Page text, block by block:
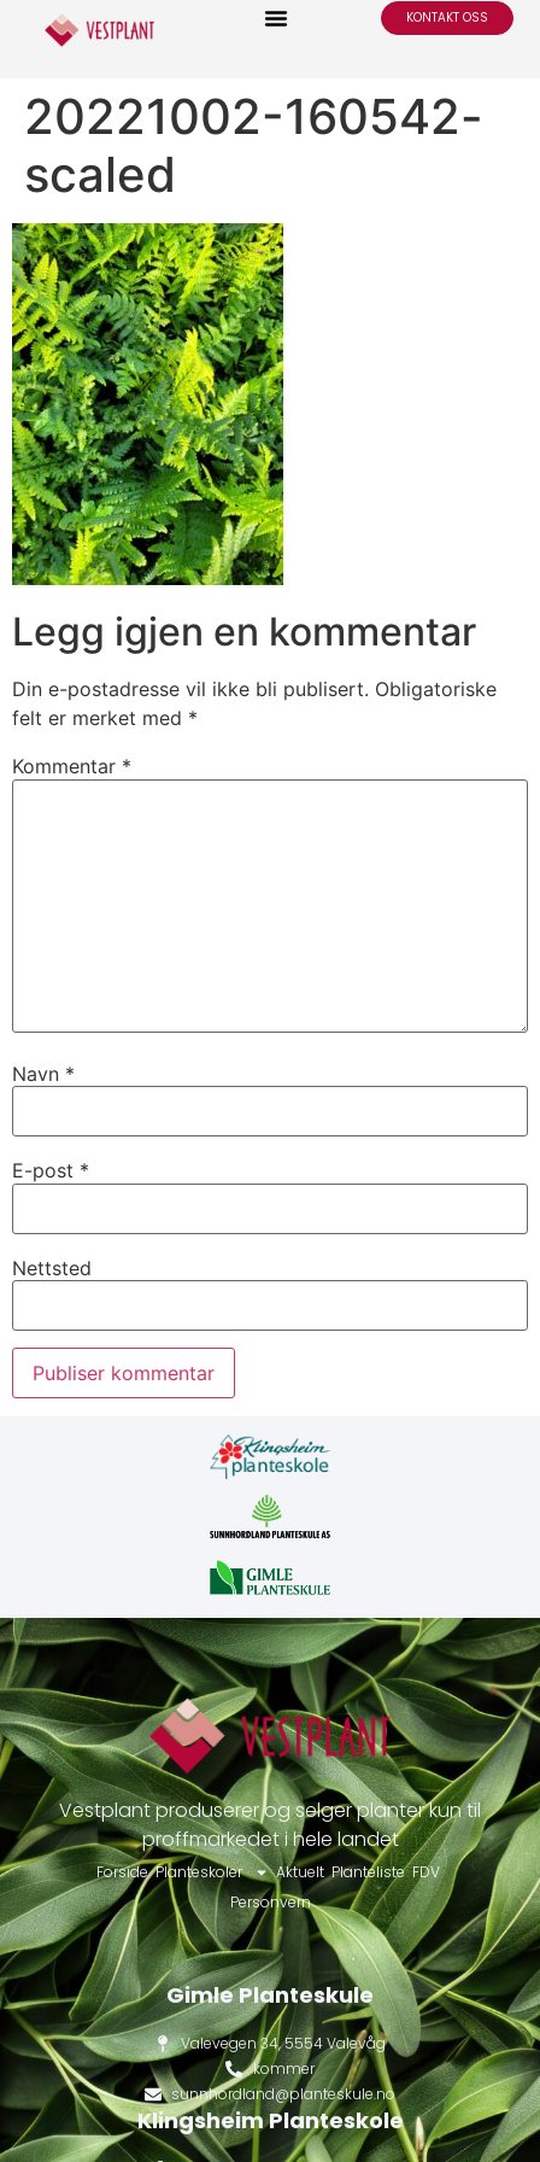
KONTAKT OSS
20221002-160542-
scaled
Legg igjen en kommentar
Din e-postadresse vil ikke bli publisert. Obligatoriske
felt er merket med *
Kommentar *
Navn *
E-post *
Nettsted
Vestplant produserer og selger planter kun til
proffmarkedet i hele landet
Forside Planteskoler Aktuelt Planteliste FDV
Personvern
Gimle Planteskule
Valevegen 34, 5554 Valevåg
kommer
sunnhordland@planteskule.no
Klingsheim Planteskole